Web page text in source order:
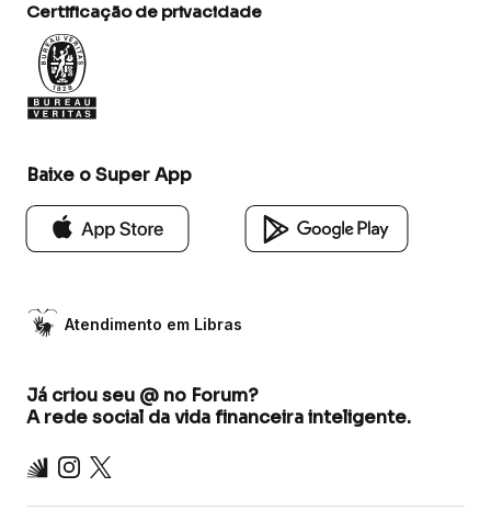
Certificação de privacidade
Baixe o Super App
Atendimento em Libras
Já criou seu @ no Forum?
A rede social da vida financeira inteligente.
Inter Instagram
X